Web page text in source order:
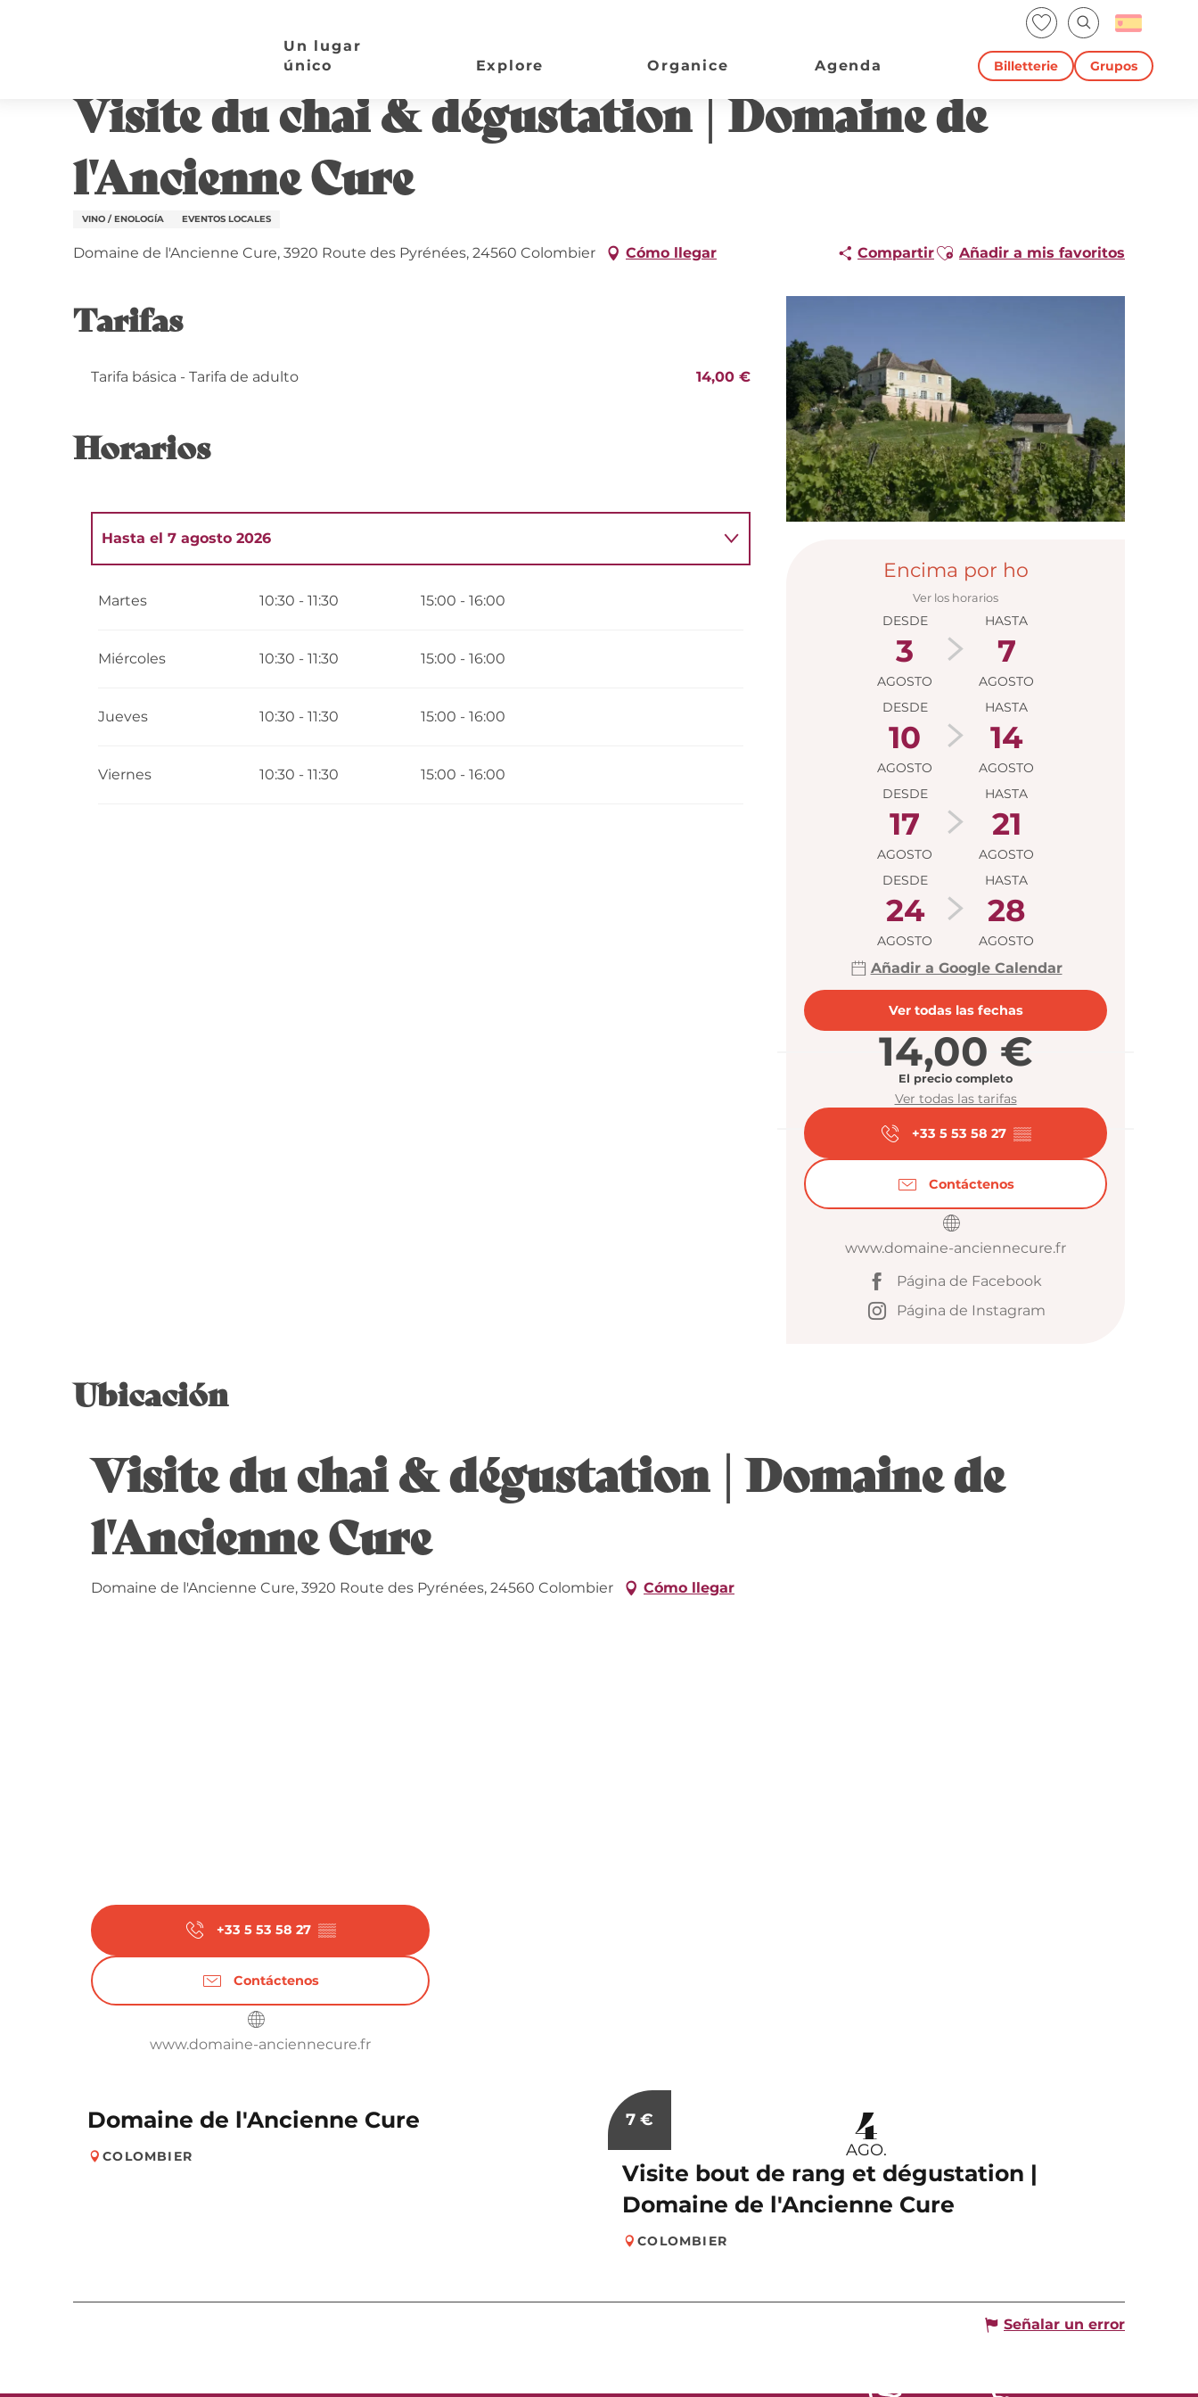
Voir les favoris
Buscar
Billetterie Grupos
Un lugar
único
Explore Organice Agenda
3 agosto > 7 agosto / 10 agosto > 14 agosto / ...
Visite du chai & dégustation | Domaine de
l'Ancienne Cure
VINO / ENOLOGÍA EVENTOS LOCALES
Domaine de l'Ancienne Cure, 3920 Route des Pyrénées, 24560 Colombier Cómo llegar CompartirAjouter aux favoris
Añadir a mis favoritos
Horarios y
Encima por ho
Ver los horarios
DESDE
3
AGOSTO
HASTA
7
AGOSTO
DESDE
10
AGOSTO
HASTA
14
AGOSTO
DESDE
17
AGOSTO
HASTA
21
AGOSTO
DESDE
24
AGOSTO
HASTA
28
AGOSTO
Añadir a Google Calendar
Ver todas las fechas
14,00 €
El precio completo
Ver todas las tarifas
+33 5 53 58 27 ▒▒
Contáctenos
www.domaine-anciennecure.fr
Página de Facebook
Página de Instagram
Tarifas
Tarifa básica - Tarifa de adulto 14,00 €
Horarios
Hasta el 7 agosto 2026
Martes 10:30 - 11:30 15:00 - 16:00
Miércoles 10:30 - 11:30 15:00 - 16:00
Jueves 10:30 - 11:30 15:00 - 16:00
Viernes 10:30 - 11:30 15:00 - 16:00
Ubicación
Visite du chai & dégustation | Domaine de
l'Ancienne Cure
Domaine de l'Ancienne Cure, 3920 Route des Pyrénées, 24560 Colombier Cómo llegar
+33 5 53 58 27 ▒▒
Contáctenos
www.domaine-anciennecure.fr
Domaine de l'Ancienne Cure
COLOMBIER
7 € 4
AGO.
Visite bout de rang et dégustation |
Domaine de l'Ancienne Cure
COLOMBIER
Señalar un error